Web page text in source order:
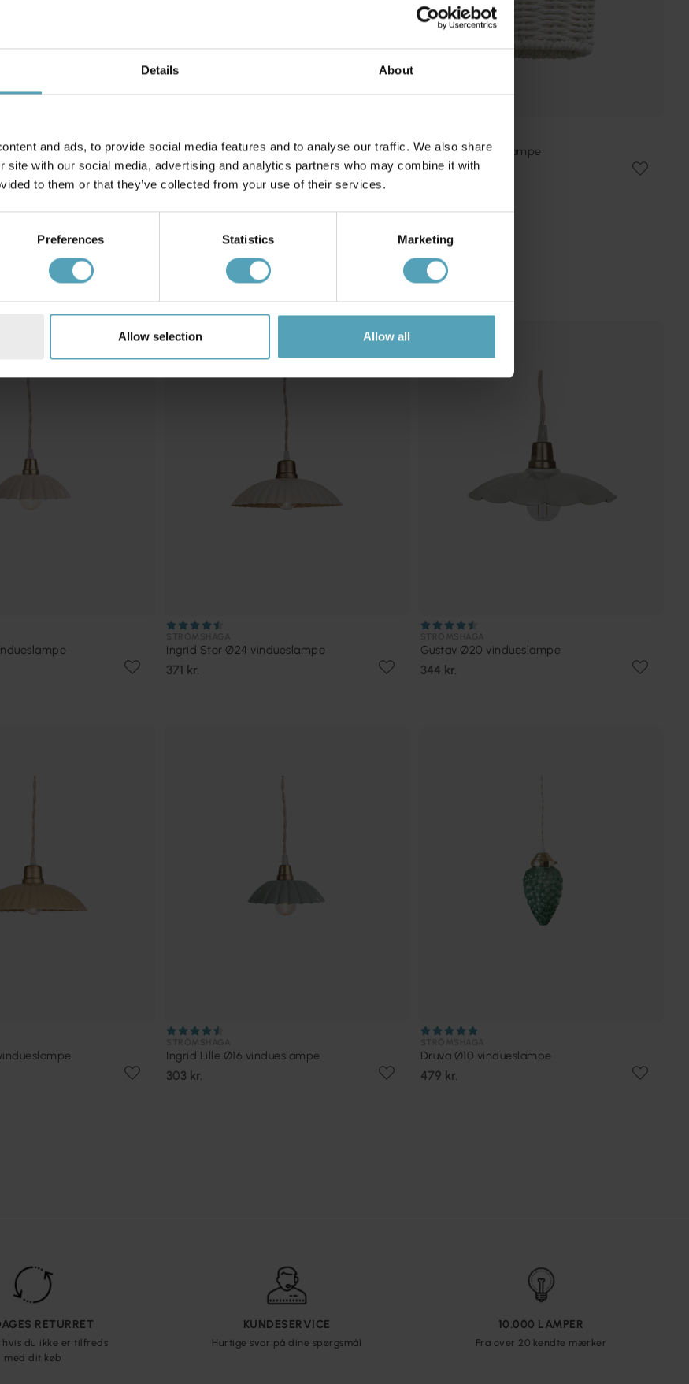
Details About
and ads, to provide social media features and to analyse our traffic. We also share
site with our social media, advertising and analytics partners who may combine it with
to them or that they’ve collected from your use of their services.
Preferences Statistics Marketing
Allow selection Allow all
Ø15 vindueslampe August Ø15 vindueslampe
281 kr.
Vejl. 409 kr.
Zoe Ø10 vindueslampe
116 kr.
Andre købte også
TILBUD
Ingrid Stor Ø24 vindueslampe
371 kr.
Gustav Ø20 vindueslampe
344 kr.
Ingrid Lille Ø16 vindueslampe
303 kr.
Druva Ø10 vindueslampe
479 kr.
RETURRET
hvis du ikke er tilfreds
med dit køb
KUNDESERVICE
Hurtige svar på dine spørgsmål
10.000 LAMPER
Fra over 20 kendte mærker